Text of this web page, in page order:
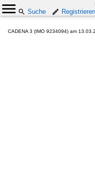
Suche
Registrieren
CADENA 3 (IMO 9234094) am